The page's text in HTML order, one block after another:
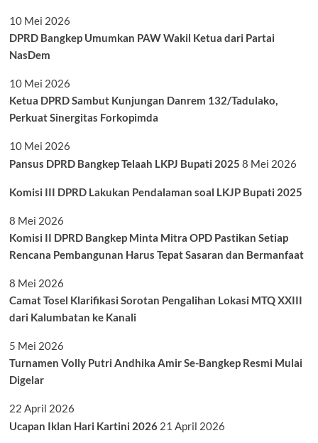
10 Mei 2026
DPRD Bangkep Umumkan PAW Wakil Ketua dari Partai
NasDem
10 Mei 2026
Ketua DPRD Sambut Kunjungan Danrem 132/Tadulako,
Perkuat Sinergitas Forkopimda
10 Mei 2026
Pansus DPRD Bangkep Telaah LKPJ Bupati 2025 8 Mei 2026
Komisi III DPRD Lakukan Pendalaman soal LKJP Bupati 2025
8 Mei 2026
Komisi II DPRD Bangkep Minta Mitra OPD Pastikan Setiap
Rencana Pembangunan Harus Tepat Sasaran dan Bermanfaat
8 Mei 2026
Camat Tosel Klarifikasi Sorotan Pengalihan Lokasi MTQ XXIII
dari Kalumbatan ke Kanali
5 Mei 2026
Turnamen Volly Putri Andhika Amir Se-Bangkep Resmi Mulai
Digelar
22 April 2026
Ucapan Iklan Hari Kartini 2026 21 April 2026